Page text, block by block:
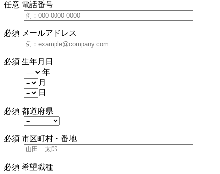
任意 電話番号
必須 メールアドレス
必須 生年月日
年
月
日
必須 都道府県
必須 市区町村・番地
必須 希望職種